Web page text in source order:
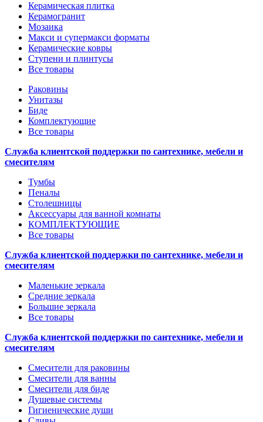
Керамическая плитка
Керамогранит
Мозаика
Макси и супермакси форматы
Керамические ковры
Ступени и плинтусы
Все товары
Раковины
Унитазы
Биде
Комплектующие
Все товары
Служба клиентской поддержки по сантехнике, мебели и
смесителям
Тумбы
Пеналы
Столешницы
Аксессуары для ванной комнаты
КОМПЛЕКТУЮЩИЕ
Все товары
Служба клиентской поддержки по сантехнике, мебели и
смесителям
Маленькие зеркала
Средние зеркала
Большие зеркала
Все товары
Служба клиентской поддержки по сантехнике, мебели и
смесителям
Смесители для раковины
Смесители для ванны
Смесители для биде
Душевые системы
Гигиенические души